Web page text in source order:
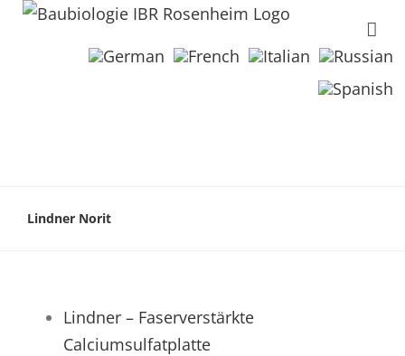
Lindner Norit
Lindner – Faserverstärkte
Calciumsulfatplatte